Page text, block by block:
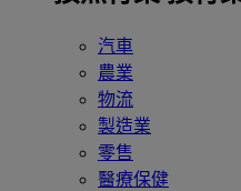
汽車
農業
物流
製造業
零售
醫療保健